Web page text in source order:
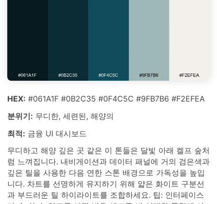
HEX: #061A1F #0B2C35 #0F4C5C #9FB7B6 #F2EFEA
분위기: 무디한, 세련된, 해양의
최적: 금융 UI 대시보드
무디하고 해양 깊은 곳 같은 이 톤들은 달빛 아래 켈프 숲처
럼 느껴집니다. 내비게이션과 데이터 패널에 거의 검은색과
깊은 틸을 사용한 다음 연한 스톤 배경으로 가독성을 높입
니다. 차트를 선명하게 유지하기 위해 얇은 화이트 구분선
과 부드러운 틸 하이라이트를 조합하세요. 팁: 인터페이스